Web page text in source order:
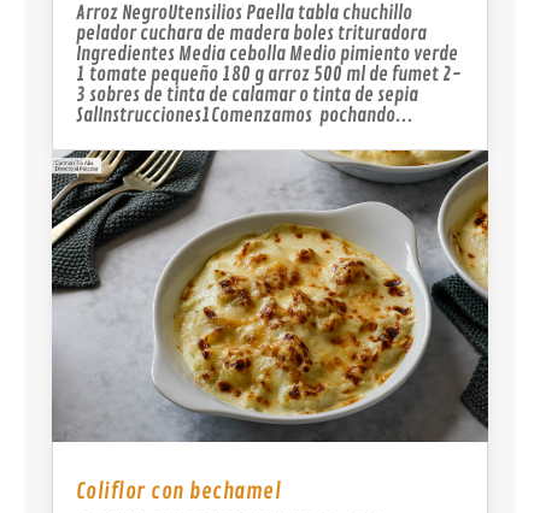
Arroz NegroUtensilios Paella tabla chuchillo
pelador cuchara de madera boles trituradora
Ingredientes Media cebolla Medio pimiento verde
1 tomate pequeño 180 g arroz 500 ml de fumet 2-
3 sobres de tinta de calamar o tinta de sepia
SalInstrucciones1Comenzamos pochando...
Coliflor con bechamel